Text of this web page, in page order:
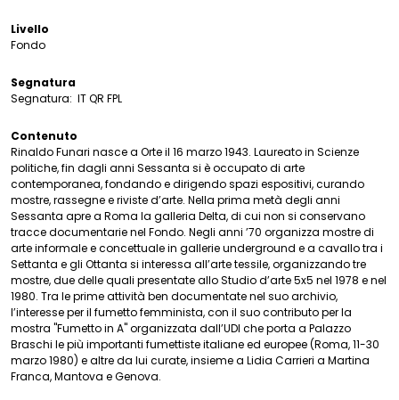
Livello
Fondo
Segnatura
Segnatura: IT QR FPL
Contenuto
Rinaldo Funari nasce a Orte il 16 marzo 1943. Laureato in Scienze
politiche, fin dagli anni Sessanta si è occupato di arte
contemporanea, fondando e dirigendo spazi espositivi, curando
mostre, rassegne e riviste d’arte. Nella prima metà degli anni
Sessanta apre a Roma la galleria Delta, di cui non si conservano
tracce documentarie nel Fondo. Negli anni ’70 organizza mostre di
arte informale e concettuale in gallerie underground e a cavallo tra i
Settanta e gli Ottanta si interessa all’arte tessile, organizzando tre
mostre, due delle quali presentate allo Studio d’arte 5x5 nel 1978 e nel
1980. Tra le prime attività ben documentate nel suo archivio,
l’interesse per il fumetto femminista, con il suo contributo per la
mostra "Fumetto in A" organizzata dall’UDI che porta a Palazzo
Braschi le più importanti fumettiste italiane ed europee (Roma, 11-30
marzo 1980) e altre da lui curate, insieme a Lidia Carrieri a Martina
Franca, Mantova e Genova.